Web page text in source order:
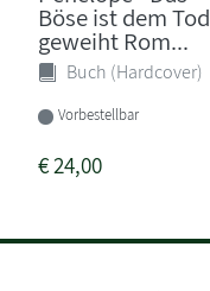
Böse ist dem Tod
geweiht Rom...
Buch (Hardcover)
Vorbestellbar
€24,00